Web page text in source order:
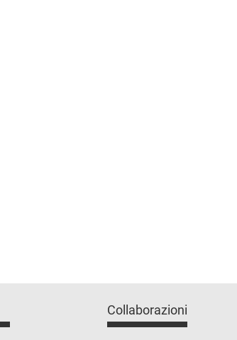
Collaborazioni